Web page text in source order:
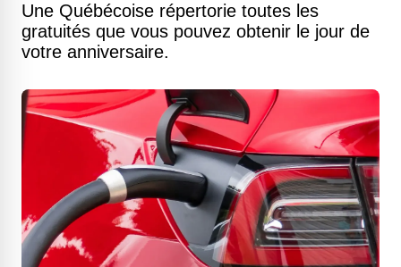
Une Québécoise répertorie toutes les
gratuités que vous pouvez obtenir le jour de
votre anniversaire.